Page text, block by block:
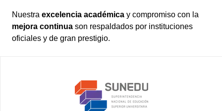
Nuestra excelencia académica y compromiso con la
mejora continua son respaldados por instituciones
oficiales y de gran prestigio.